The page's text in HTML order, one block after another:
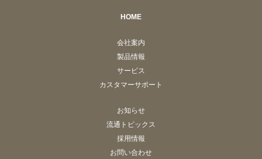
HOME
会社案内
製品情報
サービス
カスタマーサポート
お知らせ
流通トピックス
採用情報
お問い合わせ